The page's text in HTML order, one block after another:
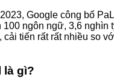
Google công bố
ngôn ngữ, 3,6 nghìn
cải tiến rất rất nhiều so
là gì?